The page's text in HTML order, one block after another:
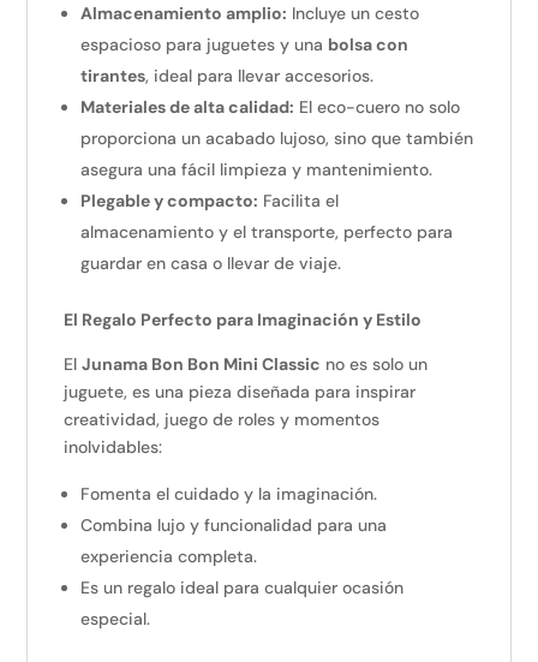
Almacenamiento amplio: Incluye un cesto
espacioso para juguetes y una bolsa con
tirantes, ideal para llevar accesorios.
Materiales de alta calidad: El eco-cuero no solo
proporciona un acabado lujoso, sino que también
asegura una fácil limpieza y mantenimiento.
Plegable y compacto: Facilita el
almacenamiento y el transporte, perfecto para
guardar en casa o llevar de viaje.
El Regalo Perfecto para Imaginación y Estilo
ElJunama Bon Bon Mini Classic no es solo un
juguete, es una pieza diseñada para inspirar
creatividad, juego de roles y momentos
inolvidables:
Fomenta el cuidado y la imaginación.
Combina lujo y funcionalidad para una
experiencia completa.
Es un regalo ideal para cualquier ocasión
especial.